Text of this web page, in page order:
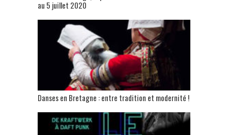
au 5 juillet 2020
Danses en Bretagne : entre tradition et modernité !